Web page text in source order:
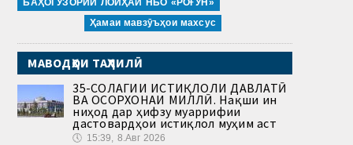
БАҲОГУЗОРИИ ЛОИҲАИ НБО «РОҒУН»
Ҳамаи мавзӯъҳои махсус
МАВОДҲОИ ТАҲЛИЛӢ
35-СОЛАГИИ ИСТИҚЛОЛИ ДАВЛАТӢ
ВА ОСОРХОНАИ МИЛЛӢ. Нақши ин
ниҳод дар ҳифзу муаррифии
дастовардҳои истиқлол муҳим аст
🕔 15:39, 8.Авг 2026